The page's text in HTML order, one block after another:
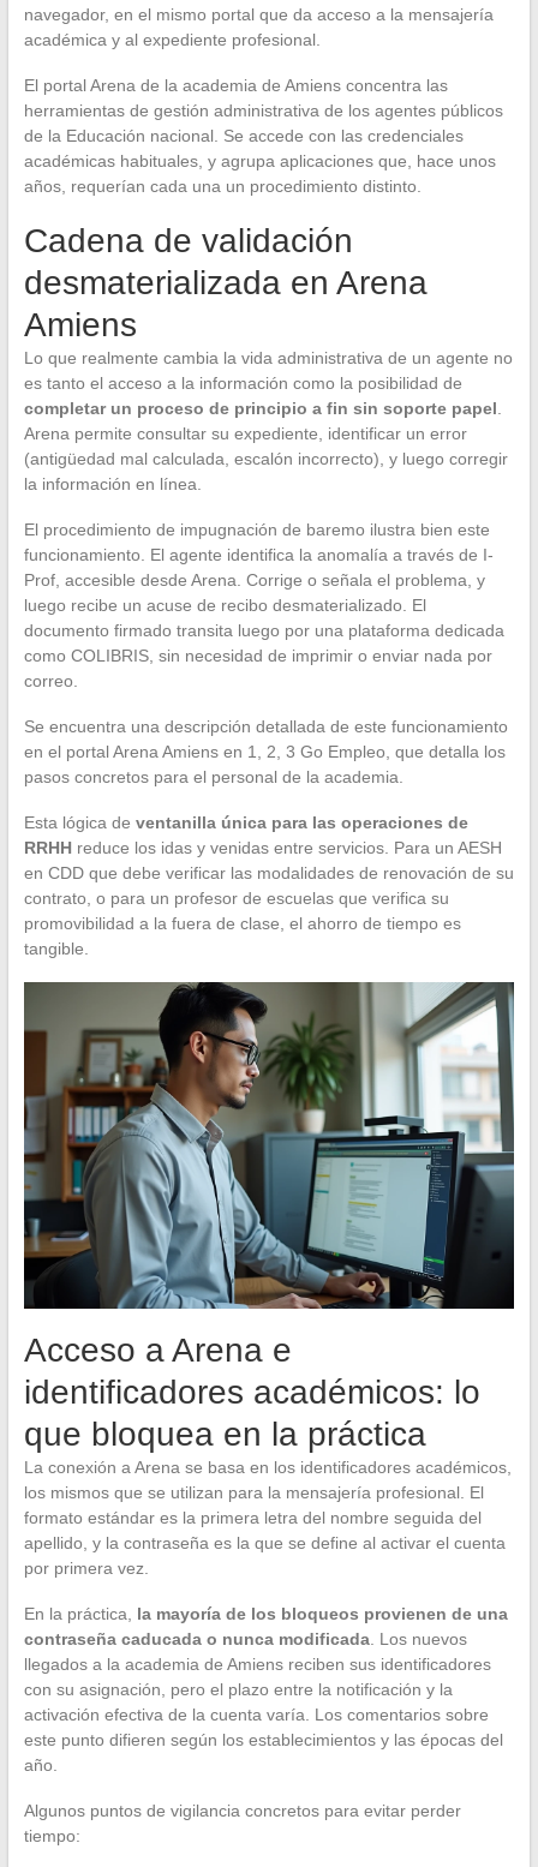
navegador, en el mismo portal que da acceso a la mensajería
académica y al expediente profesional.
El portal Arena de la academia de Amiens concentra las
herramientas de gestión administrativa de los agentes públicos
de la Educación nacional. Se accede con las credenciales
académicas habituales, y agrupa aplicaciones que, hace unos
años, requerían cada una un procedimiento distinto.
Cadena de validación
desmaterializada en Arena
Amiens
Lo que realmente cambia la vida administrativa de un agente no
es tanto el acceso a la información como la posibilidad de
completar un proceso de principio a fin sin soporte papel
Arena permite consultar su expediente, identificar un error
(antigüedad mal calculada, escalón incorrecto), y luego corregir
la información en línea.
El procedimiento de impugnación de baremo ilustra bien este
funcionamiento. El agente identifica la anomalía a través de I-
Prof, accesible desde Arena. Corrige o señala el problema, y
luego recibe un acuse de recibo desmaterializado. El
documento firmado transita luego por una plataforma dedicada
como COLIBRIS, sin necesidad de imprimir o enviar nada por
correo.
Se encuentra una descripción detallada de este funcionamiento
en el portal Arena Amiens en 1, 2, 3 Go Empleo, que detalla los
pasos concretos para el personal de la academia.
Esta lógica de ventanilla única para las operaciones de
RRHHreduce los idas y venidas entre servicios. Para un AESH
en CDD que debe verificar las modalidades de renovación de su
contrato, o para un profesor de escuelas que verifica su
promovibilidad a la fuera de clase, el ahorro de tiempo es
tangible.
Acceso a Arena e
identificadores académicos: lo
que bloquea en la práctica
La conexión a Arena se basa en los identificadores académicos,
los mismos que se utilizan para la mensajería profesional. El
formato estándar es la primera letra del nombre seguida del
apellido, y la contraseña es la que se define al activar el cuenta
por primera vez.
En la práctica, la mayoría de los bloqueos provienen de una
contraseña caducada o nunca modificada. Los nuevos
llegados a la academia de Amiens reciben sus identificadores
con su asignación, pero el plazo entre la notificación y la
activación efectiva de la cuenta varía. Los comentarios sobre
este punto difieren según los establecimientos y las épocas del
año.
Algunos puntos de vigilancia concretos para evitar perder
tiempo: